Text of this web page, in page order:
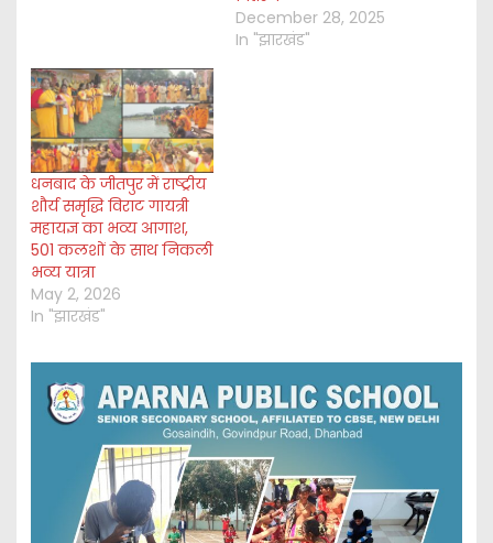
December 28, 2025
In "झारखंड"
धनबाद के जीतपुर में राष्ट्रीय
शौर्य समृद्धि विराट गायत्री
महायज्ञ का भव्य आगाश,
501 कलशों के साथ निकली
भव्य यात्रा
May 2, 2026
In "झारखंड"